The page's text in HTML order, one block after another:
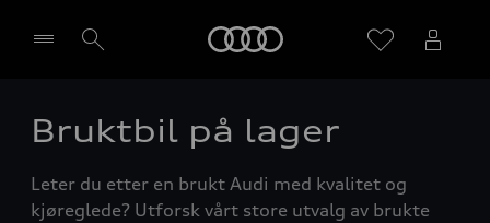
Velg forhandler
Bruktbil på lager
Leter du etter en brukt Audi med kvalitet og
kjøreglede? Utforsk vårt store utvalg av brukte